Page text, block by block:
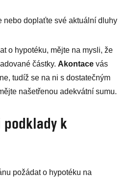
doplaťte své aktuální dluhy
o hypotéku, mějte na mysli, že
částky. Akontace vás
tudíž se na ni s dostatečným
našetřenou adekvátní sumu.
k
požádat o hypotéku na